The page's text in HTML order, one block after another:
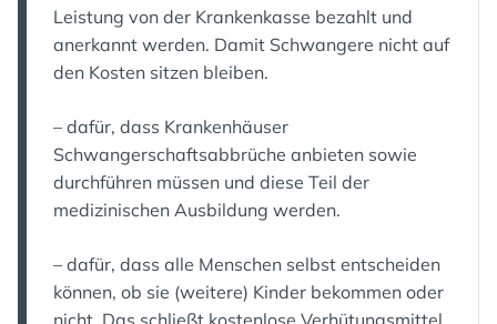
Leistung von der Krankenkasse bezahlt und
anerkannt werden. Damit Schwangere nicht auf
den Kosten sitzen bleiben.
– dafür, dass Krankenhäuser
Schwangerschaftsabbrüche anbieten sowie
durchführen müssen und diese Teil der
medizinischen Ausbildung werden.
– dafür, dass alle Menschen selbst entscheiden
können, ob sie (weitere) Kinder bekommen oder